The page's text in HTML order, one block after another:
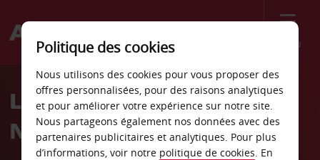
Menu
Welcome
AvisLocation de voiture à
Naples
Politique des cookies
Nous utilisons des cookies pour vous proposer des
offres personnalisées, pour des raisons analytiques
et pour améliorer votre expérience sur notre site.
Nous partageons également nos données avec des
partenaires publicitaires et analytiques. Pour plus
d’informations, voir notre politique de cookies. En